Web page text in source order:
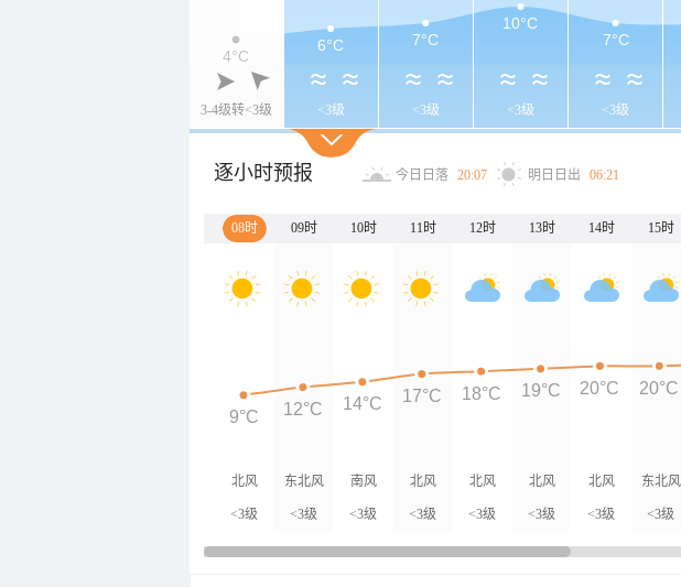
3-4级转<3级 <3级 <3级 <3级 <3级
4°C
6°C 7°C
10°C
7°C
逐小时预报 今日日落 20:07 明日日出 06:21
08时 09时 10时 11时 12时 13时 14时 15时
北风
<3级
东北风
<3级
南风
<3级
北风
<3级
北风
<3级
北风
<3级
北风
<3级
东北风
<3级
9°C 12°C 14°C 17°C 18°C 19°C 20°C 20°C